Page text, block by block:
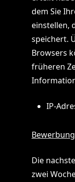
dem Sie
einstellen,
speichert.
Browsers
früheren
IP-
Die
zwei